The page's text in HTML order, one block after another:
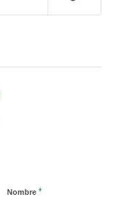
Nombre *